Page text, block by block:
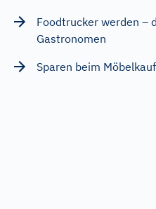
Foodtrucker werden –
Gastronomen
Sparen beim